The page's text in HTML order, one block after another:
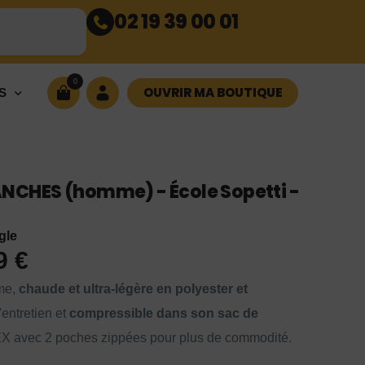
02 19 39 00 01
0
OUVRIR MA BOUTIQUE
(homme) - École Sopetti -
€
chaude et ultra-légère en polyester et
et compressible dans son sac de
avec 2 poches zippées pour plus de commodité.